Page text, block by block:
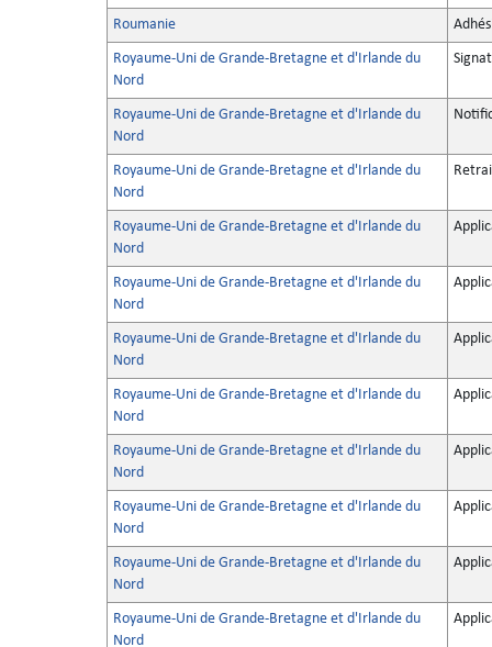
Roumanie
Royaume-Uni de Grande-Bretagne et d'Irlande du
Nord
Royaume-Uni de Grande-Bretagne et d'Irlande du
Nord
Royaume-Uni de Grande-Bretagne et d'Irlande du
Nord
Royaume-Uni de Grande-Bretagne et d'Irlande du
Nord
Royaume-Uni de Grande-Bretagne et d'Irlande du
Nord
Royaume-Uni de Grande-Bretagne et d'Irlande du
Nord
Royaume-Uni de Grande-Bretagne et d'Irlande du
Nord
Royaume-Uni de Grande-Bretagne et d'Irlande du
Nord
Royaume-Uni de Grande-Bretagne et d'Irlande du
Nord
Royaume-Uni de Grande-Bretagne et d'Irlande du
Nord
Royaume-Uni de Grande-Bretagne et d'Irlande du
Nord